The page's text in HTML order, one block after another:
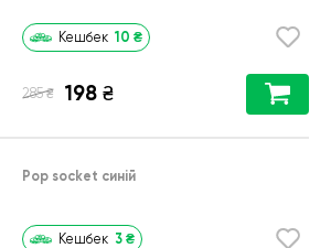
Кешбек 10 ₴
285 ₴ 198 ₴
Pop socket синій
Кешбек 3 ₴